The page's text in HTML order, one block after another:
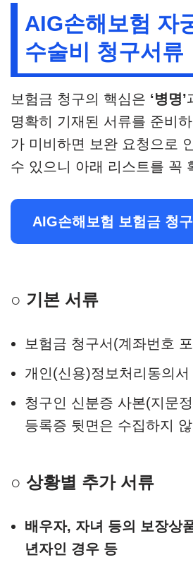
AIG손해보험 자
수술비 청구서류
보험금 청구의 핵심은 ‘병명’
명확히 기재된 서류를 준비
가 미비하면 보완 요청으로
수 있으니 아래 리스트를 꼭
AIG손해보험 보험금 청
○ 기본 서류
보험금 청구서(계좌번호
개인(신용)정보처리동의서
청구인 신분증 사본(지문
등록증 뒷면은 수집하지
○ 상황별 추가 서류
배우자, 자녀 등의 보장상
년자인 경우 등